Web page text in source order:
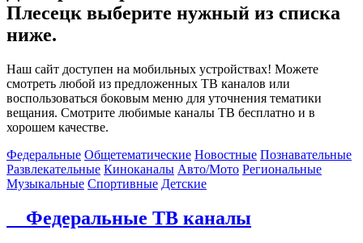
Плесецк выберите нужный из списка
ниже.
Наш сайт доступен на мобильных устройствах! Можете
смотреть любой из предложенных ТВ каналов или
воспользоваться боковым меню для уточнения тематики
вещания. Смотрите любимые каналы ТВ бесплатно и в
хорошем качестве.
Федеральные Общетематические Новостные Познавательные
Развлекательные Киноканалы Авто/Мото Региональные
Музыкальные Спортивные Детские
Федеральные ТВ каналы